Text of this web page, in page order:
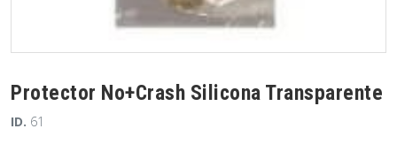
Protector No+Crash Silicona Transparente
ID. 61